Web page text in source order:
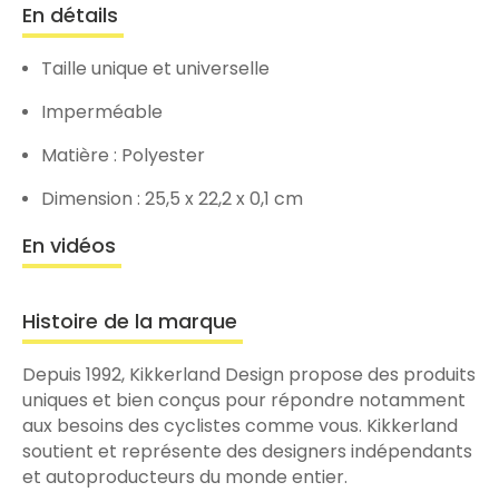
En détails
Taille unique et universelle
Imperméable
Matière : Polyester
Dimension : 25,5 x 22,2 x 0,1 cm
En vidéos
Histoire de la marque
Depuis 1992, Kikkerland Design propose des produits
uniques et bien conçus pour répondre notamment
aux besoins des cyclistes comme vous. Kikkerland
soutient et représente des designers indépendants
et autoproducteurs du monde entier.